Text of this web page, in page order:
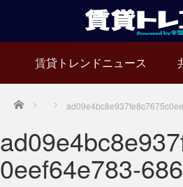
賃貸トレンドニュース
Home
0eef64e783-